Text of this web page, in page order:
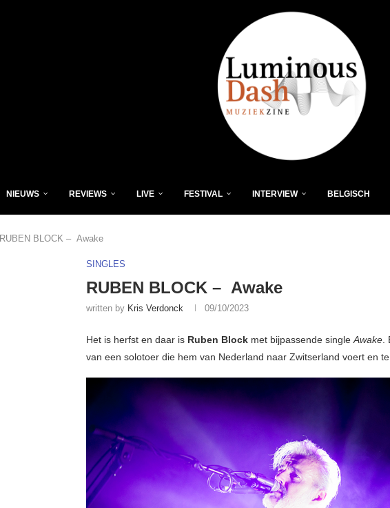
NIEUWS REVIEWS LIVE FESTIVAL INTERVIEW BELGISCH
RUBEN BLOCK – Awake
SINGLES
RUBEN BLOCK – Awake
written by Kris Verdonck 09/10/2023
Het is herfst en daar is Ruben Block met bijpassende singleAwake.
van een solotoer die hem van Nederland naar Zwitserland voert en